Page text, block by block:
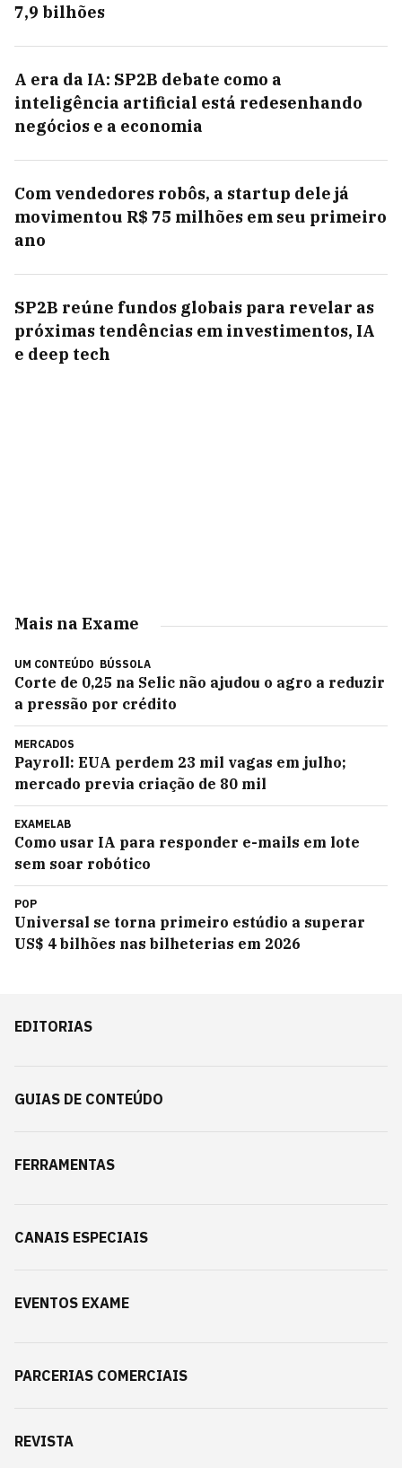
7,9 bilhões
A era da IA: SP2B debate como a
inteligência artificial está redesenhando
negócios e a economia
Com vendedores robôs, a startup dele já
movimentou R$ 75 milhões em seu primeiro
ano
SP2B reúne fundos globais para revelar as
próximas tendências em investimentos, IA
e deep tech
Mais na Exame
UM CONTEÚDO BÚSSOLA
Corte de 0,25 na Selic não ajudou o agro a reduzir
a pressão por crédito
MERCADOS
Payroll: EUA perdem 23 mil vagas em julho;
mercado previa criação de 80 mil
EXAMELAB
Como usar IA para responder e-mails em lote
sem soar robótico
POP
Universal se torna primeiro estúdio a superar
US$ 4 bilhões nas bilheterias em 2026
EDITORIAS
GUIAS DE CONTEÚDO
FERRAMENTAS
CANAIS ESPECIAIS
EVENTOS EXAME
PARCERIAS COMERCIAIS
REVISTA